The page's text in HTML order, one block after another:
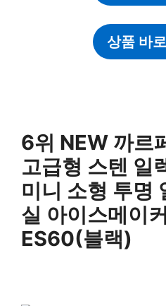
상품 바
6위 NEW 까르
고급형 스텐 일
미니 소형 투명
실 아이스메이
ES60(블랙)